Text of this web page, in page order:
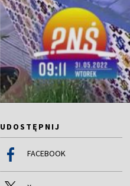
UDOSTĘPNIJ
FACEBOOK